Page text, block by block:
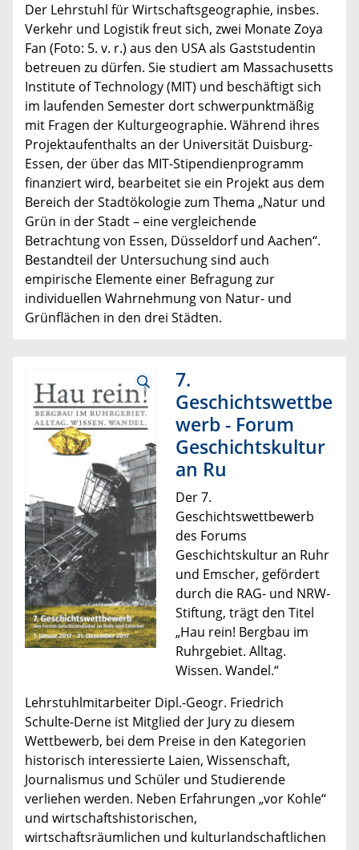
Der Lehrstuhl für Wirtschaftsgeographie, insbes.
Verkehr und Logistik freut sich, zwei Monate Zoya
Fan (Foto: 5. v. r.) aus den USA als Gaststudentin
betreuen zu dürfen. Sie studiert am Massachusetts
Institute of Technology (MIT) und beschäftigt sich
im laufenden Semester dort schwerpunktmäßig
mit Fragen der Kulturgeographie. Während ihres
Projektaufenthalts an der Universität Duisburg-
Essen, der über das MIT-Stipendienprogramm
finanziert wird, bearbeitet sie ein Projekt aus dem
Bereich der Stadtökologie zum Thema „Natur und
Grün in der Stadt – eine vergleichende
Betrachtung von Essen, Düsseldorf und Aachen“.
Bestandteil der Untersuchung sind auch
empirische Elemente einer Befragung zur
individuellen Wahrnehmung von Natur- und
Grünflächen in den drei Städten.
7.
Geschichtswettbe
werb - Forum
Geschichtskultur
an Ru
Der 7.
Geschichtswettbewerb
des Forums
Geschichtskultur an Ruhr
und Emscher, gefördert
durch die RAG- und NRW-
Stiftung, trägt den Titel
„Hau rein! Bergbau im
Ruhrgebiet. Alltag.
Wissen. Wandel.“
Lehrstuhlmitarbeiter Dipl.-Geogr. Friedrich
Schulte-Derne ist Mitglied der Jury zu diesem
Wettbewerb, bei dem Preise in den Kategorien
historisch interessierte Laien, Wissenschaft,
Journalismus und Schüler und Studierende
verliehen werden. Neben Erfahrungen „vor Kohle“
und wirtschaftshistorischen,
wirtschaftsräumlichen und kulturlandschaftlichen